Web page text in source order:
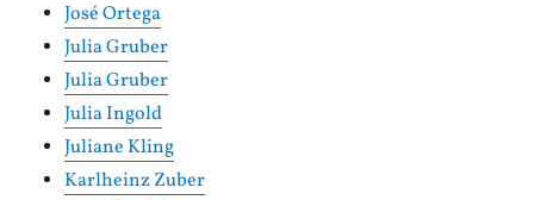
José Ortega
Julia Gruber
Julia Gruber
Julia Ingold
Juliane Kling
Karlheinz Zuber